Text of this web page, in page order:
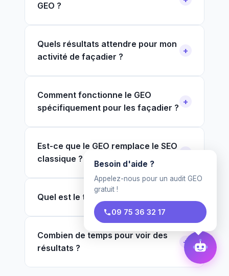
GEO ?
Quels résultats attendre pour mon
activité de façadier ?
Comment fonctionne le GEO
spécifiquement pour les façadier ?
Est-ce que le GEO remplace le SEO
classique ?
Quel est le tarif pour un façadier ?
Combien de temps pour voir des
résultats ?
Besoin d'aide ?
Appelez-nous pour un audit GEO
gratuit !
09 75 36 32 17